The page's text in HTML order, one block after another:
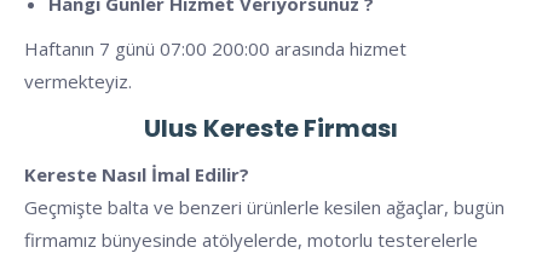
Haftanın 7 günü 07:00 200:00 arasında hizmet
vermekteyiz.
Ulus Kereste Firması
Kereste Nasıl İmal Edilir?
Geçmişte balta ve benzeri ürünlerle kesilen ağaçlar, bugün
firmamız bünyesinde atölyelerde, motorlu testerelerle